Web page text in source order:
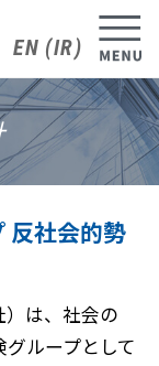
メニュー
EN (IR)
反社会的勢
は、社会の
ループとして